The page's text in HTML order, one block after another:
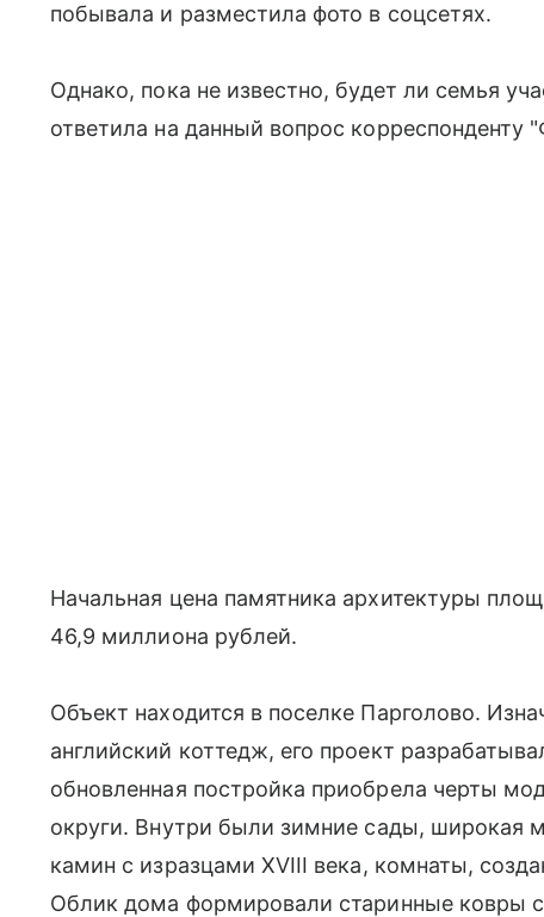
побывала и разместила фото в соцсетях.
Однако, пока не известно, будет ли семья
ответила на данный вопрос корреспонденту
Начальная цена памятника архитектуры
46,9 миллиона рублей.
Объект находится в поселке Парголово.
английский коттедж, его проект
обновленная постройка приобрела черты
округи. Внутри были зимние сады, широкая
камин с изразцами XVIII века, комнаты,
Облик дома формировали старинные ковры